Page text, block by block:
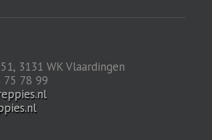
3131 WK Vlaardingen
75 78 99